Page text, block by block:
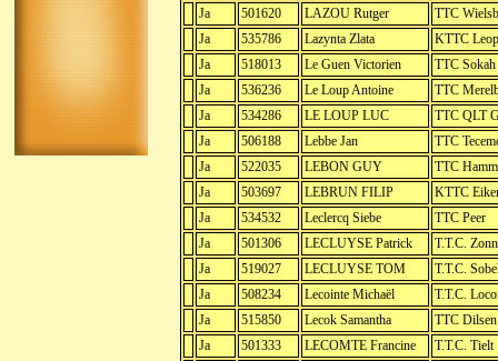
Ja
501620 LAZOU Rutger
TTC
Ja
535786 Lazynta Zlata
KTTC
Ja
518013 Le Guen Victorien
TTC
Ja
536236 Le Loup Antoine
TTC
Ja
534286 LE LOUP LUC
TTC QLT
Ja
506188 Lebbe Jan
TTC
Ja
522035 LEBON GUY
TTC
Ja
503697 LEBRUN FILIP
KTTC
Ja
534532 Leclercq Siebe
TTC Peer
Ja
501306 LECLUYSE Patrick
T.T.C.
Ja
519027 LECLUYSE TOM
T.T.C.
Ja
508234 Lecointe Michaël
T.T.C.
Ja
515850 Lecok Samantha
TTC Dilsen
Ja
501333 LECOMTE Francine
T.T.C. Tielt